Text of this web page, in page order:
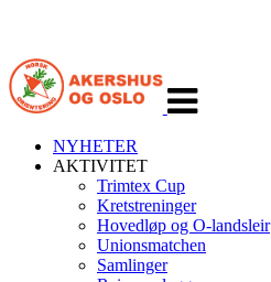
navigasjon
NYHETER
AKTIVITET
Trimtex Cup
Kretstreninger
Hovedløp og O-landsleir
Unionsmatchen
Samlinger